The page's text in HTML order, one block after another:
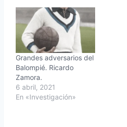
Grandes adversarios del
Balompié. Ricardo
Zamora.
6 abril, 2021
En «Investigación»